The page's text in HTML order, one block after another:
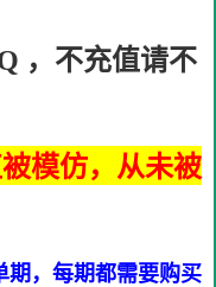
，不充值请不
模仿，从未被
期，每期都需要购买